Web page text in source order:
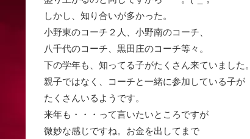
しかし、知り合いが多かった。
小野東のコーチ２人、小野南のコーチ、
八千代のコーチ、黒田庄のコーチ等々。
下の学年も、知ってる子がたくさん来ていました。
親子ではなく、コーチと一緒に参加している子が
たくさんいるようです。
来年も・・・って言いたいところですが
微妙な感じですね。お金を出してまで